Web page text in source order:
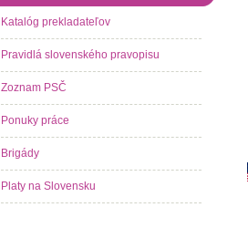
Katalóg prekladateľov
Pravidlá slovenského pravopisu
Zoznam PSČ
Ponuky práce
Brigády
Platy na Slovensku